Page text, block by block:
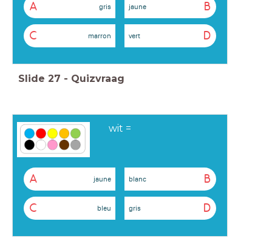
A gris B
jaune
C marron D
vert
Slide 27 - Quizvraag
wit =
A jaune B
blanc
C bleu D
gris